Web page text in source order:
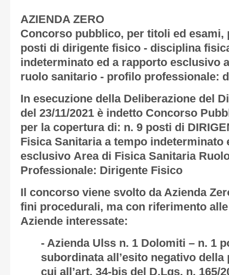
AZIENDA ZERO
Concorso pubblico, per titoli ed esami,
posti di dirigente fisico - disciplina
indeterminato ed a rapporto esclusivo
ruolo sanitario - profilo professionale:
In esecuzione della Deliberazione del
del 23/11/2021 è indetto Concorso
per la copertura di: n. 9 posti di
Fisica Sanitaria a tempo indeterminato
esclusivo Area di Fisica Sanitaria
Professionale: Dirigente Fisico
Il concorso viene svolto da Azienda
fini procedurali, ma con riferimento
Aziende interessate:
- Azienda Ulss n. 1 Dolomiti – n. 1
subordinata all’esito negativo
cui all’art. 34-bis del D.Lgs. n. 165/